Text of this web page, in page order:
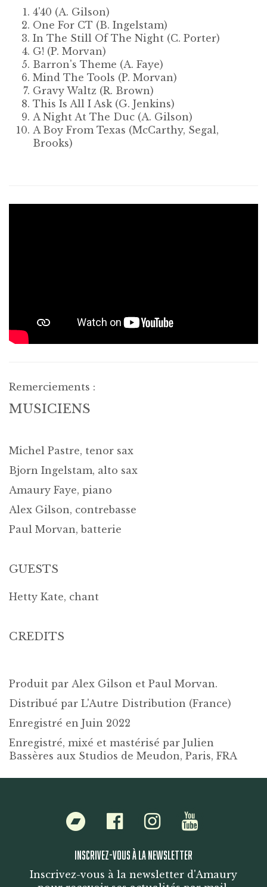
4'40 (A. Gilson)
One For CT (B. Ingelstam)
In The Still Of The Night (C. Porter)
G! (P. Morvan)
Barron's Theme (A. Faye)
Mind The Tools (P. Morvan)
Gravy Waltz (R. Brown)
This Is All I Ask(G. Jenkins)
A Night At The Duc (A. Gilson)
A Boy From Texas (McCarthy, Segal,
Brooks)
Remerciements :
MUSICIENS
Michel Pastre, tenor sax
Bjorn Ingelstam, alto sax
Amaury Faye, piano
Alex Gilson, contrebasse
Paul Morvan, batterie
GUESTS
Hetty Kate, chant
CREDITS
Produit par Alex Gilson et Paul Morvan.
Distribué par L'Autre Distribution (France)
Enregistré en Juin 2022
Enregistré, mixé et mastérisé par Julien
Bassères aux Studios de Meudon, Paris, FRA
BandcampFacebookInstagram
INSCRIVEZ-VOUS À LA NEWSLETTER
Inscrivez-vous à la newsletter d'Amaury